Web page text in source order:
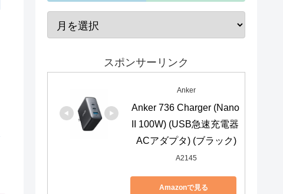
スポンサーリンク
Anker
Anker 736 Charger (Nano
II 100W) (USB急速充電器
ACアダプタ) (ブラック)
A2145
Amazonで見る